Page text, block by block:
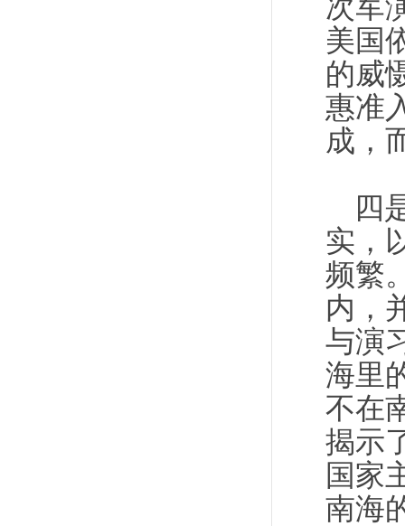
次军
美国
的威
惠准
成，
四
实，
频繁
内，
与演
海里
不在
揭示
国家
南海